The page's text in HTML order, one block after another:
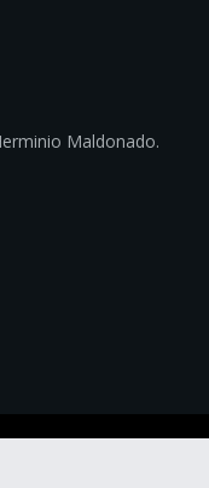
Maldonado.